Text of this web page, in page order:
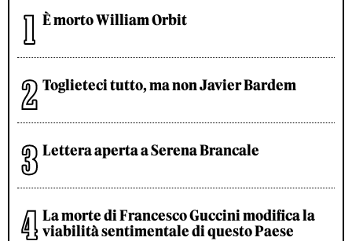
È morto William Orbit
Toglieteci tutto, ma non Javier Bardem
Lettera aperta a Serena Brancale
La morte di Francesco Guccini modifica la
viabilità sentimentale di questo Paese